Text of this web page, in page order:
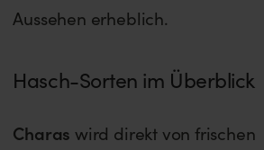
Aussehen erheblich.
Hasch-Sorten im Überblick
Charas wird direkt von frischen